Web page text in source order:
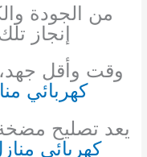
من الجودة
إنجاز
وقت وأقل جهد،
كهربائي
يعد تصليح
كهربائي